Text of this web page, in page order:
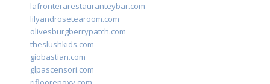
lafronterarestauranteybar.com
lilyandrosetearoom.com
olivesburgberrypatch.com
theslushkids.com
giobastian.com
glpascensori.com